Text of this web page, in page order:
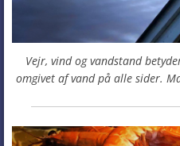
Vejr, vind og vandstand
omgivet af vand på alle sider.